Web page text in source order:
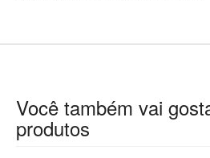
Você também vai
produtos